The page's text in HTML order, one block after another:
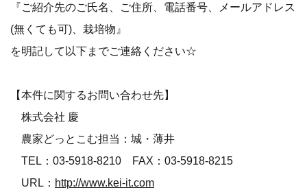
『ご紹介先のご氏名、ご住所、電話番号、メールアドレス
(無くても可)、栽培物』
を明記して以下までご連絡ください☆
【本件に関するお問い合わせ先】
株式会社 慶
農家どっとこむ担当：城・薄井
TEL：03-5918-8210 FAX：03-5918-8215
URL： http://www.kei-it.com